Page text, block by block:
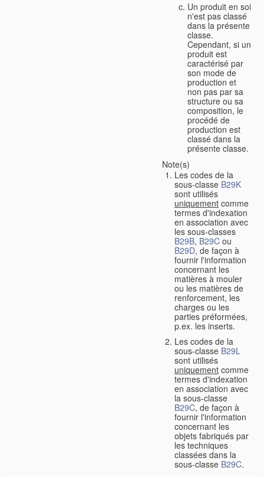
Un produit en soi
n'est pas classé
dans la présente
classe.
Cependant, si un
produit est
caractérisé par
son mode de
production et
non pas par sa
structure ou sa
composition, le
procédé de
production est
classé dans la
présente classe.
Note(s)
Les codes de la
sous-classe B29K
sont utilisés
uniquement comme
termes d'indexation
en association avec
les sous-classes
B29B, B29C ou
B29D, de façon à
fournir l'information
concernant les
matières à mouler
ou les matières de
renforcement, les
charges ou les
parties préformées,
p.ex. les inserts.
Les codes de la
sous-classe B29L
sont utilisés
uniquement comme
termes d'indexation
en association avec
la sous-classe
B29C, de façon à
fournir l'information
concernant les
objets fabriqués par
les techniques
classées dans la
sous-classe B29C.